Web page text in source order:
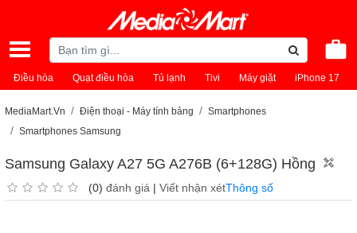
Điều hòa Quạt điều hòa Tủ lạnh Tivi Máy giặt iPhone 17
MediaMart.Vn Điện thoại - Máy tính bảng
Smartphones
Smartphones Samsung
Samsung Galaxy A27 5G A276B (6+128G) Hồng
(0) đánh giá | Viết nhận xétThông số